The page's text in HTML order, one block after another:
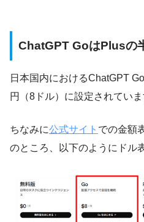
ChatGPT GoはPlusの
日本国内におけるChatGPT
円（8ドル）に設定されていま
ちなみに公式サイト での金額
のところ、以下のようにドル